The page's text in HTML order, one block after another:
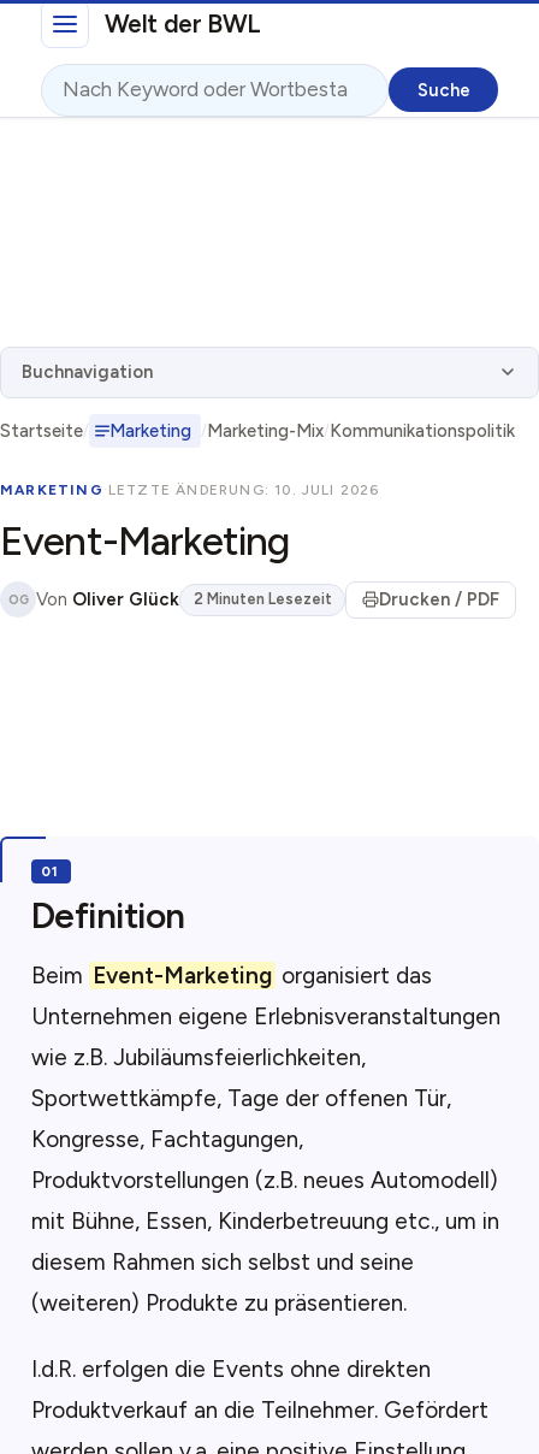
Direkt zum InhaltWelt der BWL
Suche
Buchnavigation
Startseite Marketing Marketing-Mix Kommunikationspolitik
MARKETING · LETZTE ÄNDERUNG: 10. JULI 2026
Event-Marketing
OG Von Oliver Glück 2 Minuten Lesezeit Drucken / PDF
Definition
Beim Event-Marketing organisiert das
Unternehmen eigene Erlebnisveranstaltungen
wie z.B. Jubiläumsfeierlichkeiten,
Sportwettkämpfe, Tage der offenen Tür,
Kongresse, Fachtagungen,
Produktvorstellungen (z.B. neues Automodell)
mit Bühne, Essen, Kinderbetreuung etc., um in
diesem Rahmen sich selbst und seine
(weiteren) Produkte zu präsentieren.
I.d.R. erfolgen die Events ohne direkten
Produktverkauf an die Teilnehmer. Gefördert